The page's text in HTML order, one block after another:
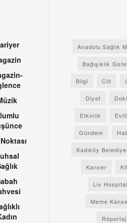
Anadolu Sağlık
Bağışıklık
Bilgi Cilt
Diyet
Etkinlik
Gündem
Kadıköy
Kanser
Liv Hospital
Meme
Röportaj